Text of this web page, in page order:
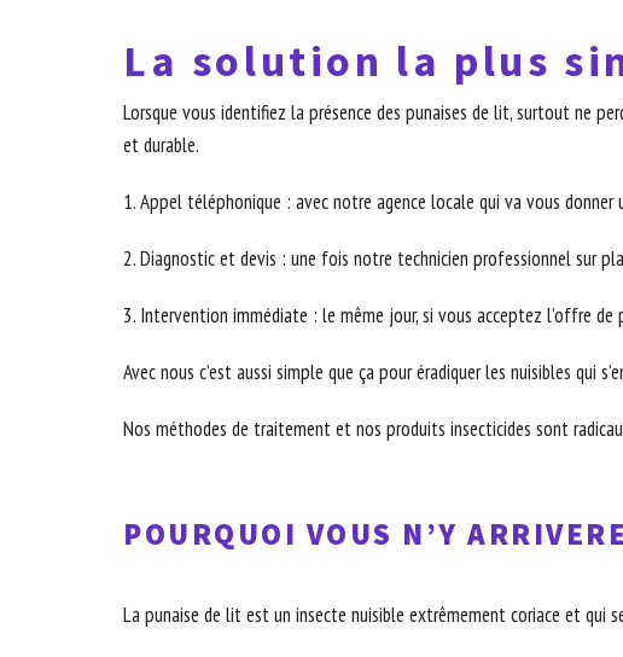
La solution la plus
Lorsque vous identifiez la présence des punaises de lit, surtout ne
et durable.
1. Appel téléphonique : avec notre agence locale qui va vous
2. Diagnostic et devis : une fois notre technicien professionnel sur
3. Intervention immédiate : le même jour, si vous acceptez l’offre
Avec nous c’est aussi simple que ça pour éradiquer les nuisibles qui
Nos méthodes de traitement et nos produits insecticides sont
POURQUOI VOUS N’Y
La punaise de lit est un insecte nuisible extrêmement coriace et qui